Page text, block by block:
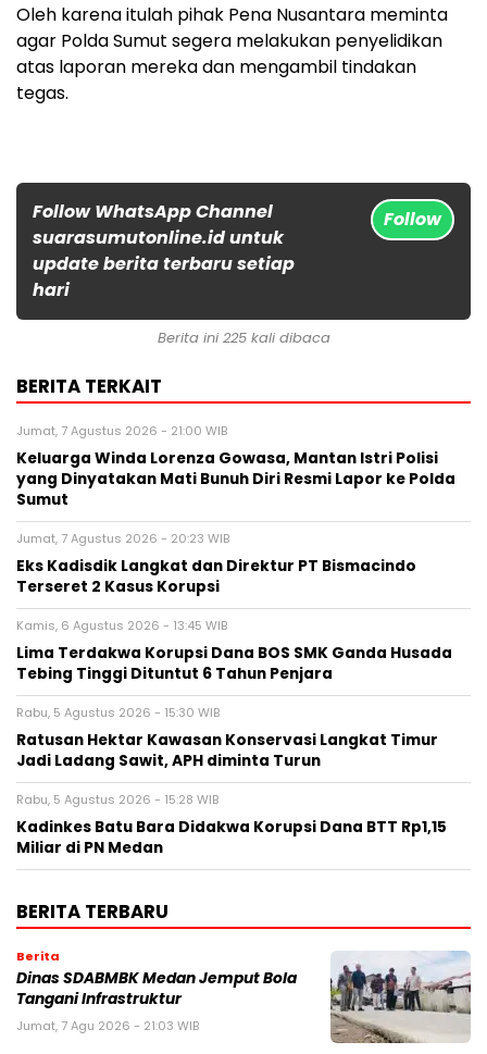
Oleh karena itulah pihak Pena Nusantara meminta
agar Polda Sumut segera melakukan penyelidikan
atas laporan mereka dan mengambil tindakan
tegas.
Follow WhatsApp Channel
suarasumutonline.id untuk
update berita terbaru setiap
hari
Follow
Berita ini 225 kali dibaca
BERITA TERKAIT
Jumat, 7 Agustus 2026 - 21:00 WIB
Keluarga Winda Lorenza Gowasa, Mantan Istri Polisi
yang Dinyatakan Mati Bunuh Diri Resmi Lapor ke Polda
Sumut
Jumat, 7 Agustus 2026 - 20:23 WIB
Eks Kadisdik Langkat dan Direktur PT Bismacindo
Terseret 2 Kasus Korupsi
Kamis, 6 Agustus 2026 - 13:45 WIB
Lima Terdakwa Korupsi Dana BOS SMK Ganda Husada
Tebing Tinggi Dituntut 6 Tahun Penjara
Rabu, 5 Agustus 2026 - 15:30 WIB
Ratusan Hektar Kawasan Konservasi Langkat Timur
Jadi Ladang Sawit, APH diminta Turun
Rabu, 5 Agustus 2026 - 15:28 WIB
Kadinkes Batu Bara Didakwa Korupsi Dana BTT Rp1,15
Miliar di PN Medan
BERITA TERBARU
Berita
Dinas SDABMBK Medan Jemput Bola
Tangani Infrastruktur
Jumat, 7 Agu 2026 - 21:03 WIB